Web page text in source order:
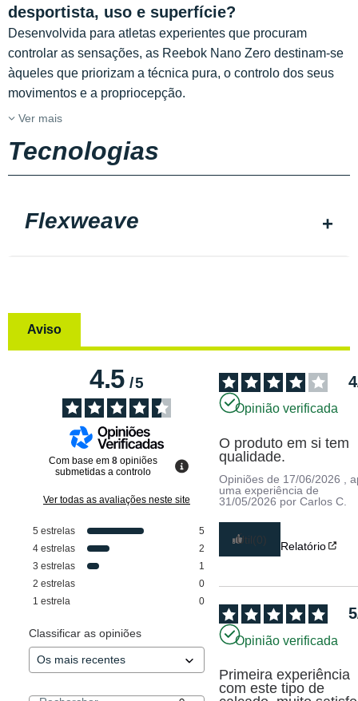
desportista, uso e superfície?
Desenvolvida para atletas experientes que procuram
controlar as sensações, as Reebok Nano Zero destinam-se
àqueles que priorizam a técnica pura, o controlo dos seus
movimentos e a propriocepção.
Ver mais
Tecnologias
Flexweave
Aviso
4.5/5
Com base em 8 opiniões
submetidas a controlo
Ver todas as avaliações neste site
5 estrelas
5
4 estrelas
2
3 estrelas
1
2 estrelas
0
1 estrela 0
Classificar as opiniões
4
Opinião verificada
O produto em si tem
qualidade.
Opiniões de 17/06/2026
,
uma experiência de
31/05/2026 porCarlos C.
Útil(0) Relatório
5
Opinião verificada
Primeira experiência
com este tipo de